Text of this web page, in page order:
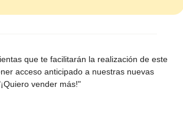
que te facilitarán la realización de este
acceso anticipado a nuestras nuevas
vender más!"